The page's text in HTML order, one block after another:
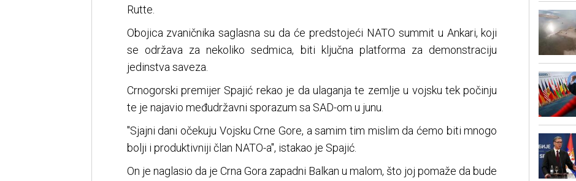
Rutte.
Obojica zvaničnika saglasna su da će predstojeći NATO summit u Ankari, koji
se održava za nekoliko sedmica, biti ključna platforma za demonstraciju
jedinstva saveza.
Crnogorski premijer Spajić rekao je da ulaganja te zemlje u vojsku tek počinju
te je najavio međudržavni sporazum sa SAD-om u junu.
"Sjajni dani očekuju Vojsku Crne Gore, a samim tim mislim da ćemo biti mnogo
bolji i produktivniji član NATO-a", istakao je Spajić.
On je naglasio da je Crna Gora zapadni Balkan u malom, što joj pomaže da bude